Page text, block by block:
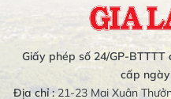
Giấy phép số 24/GP-
cấp
Địa chỉ :21-23 Mai Xuân